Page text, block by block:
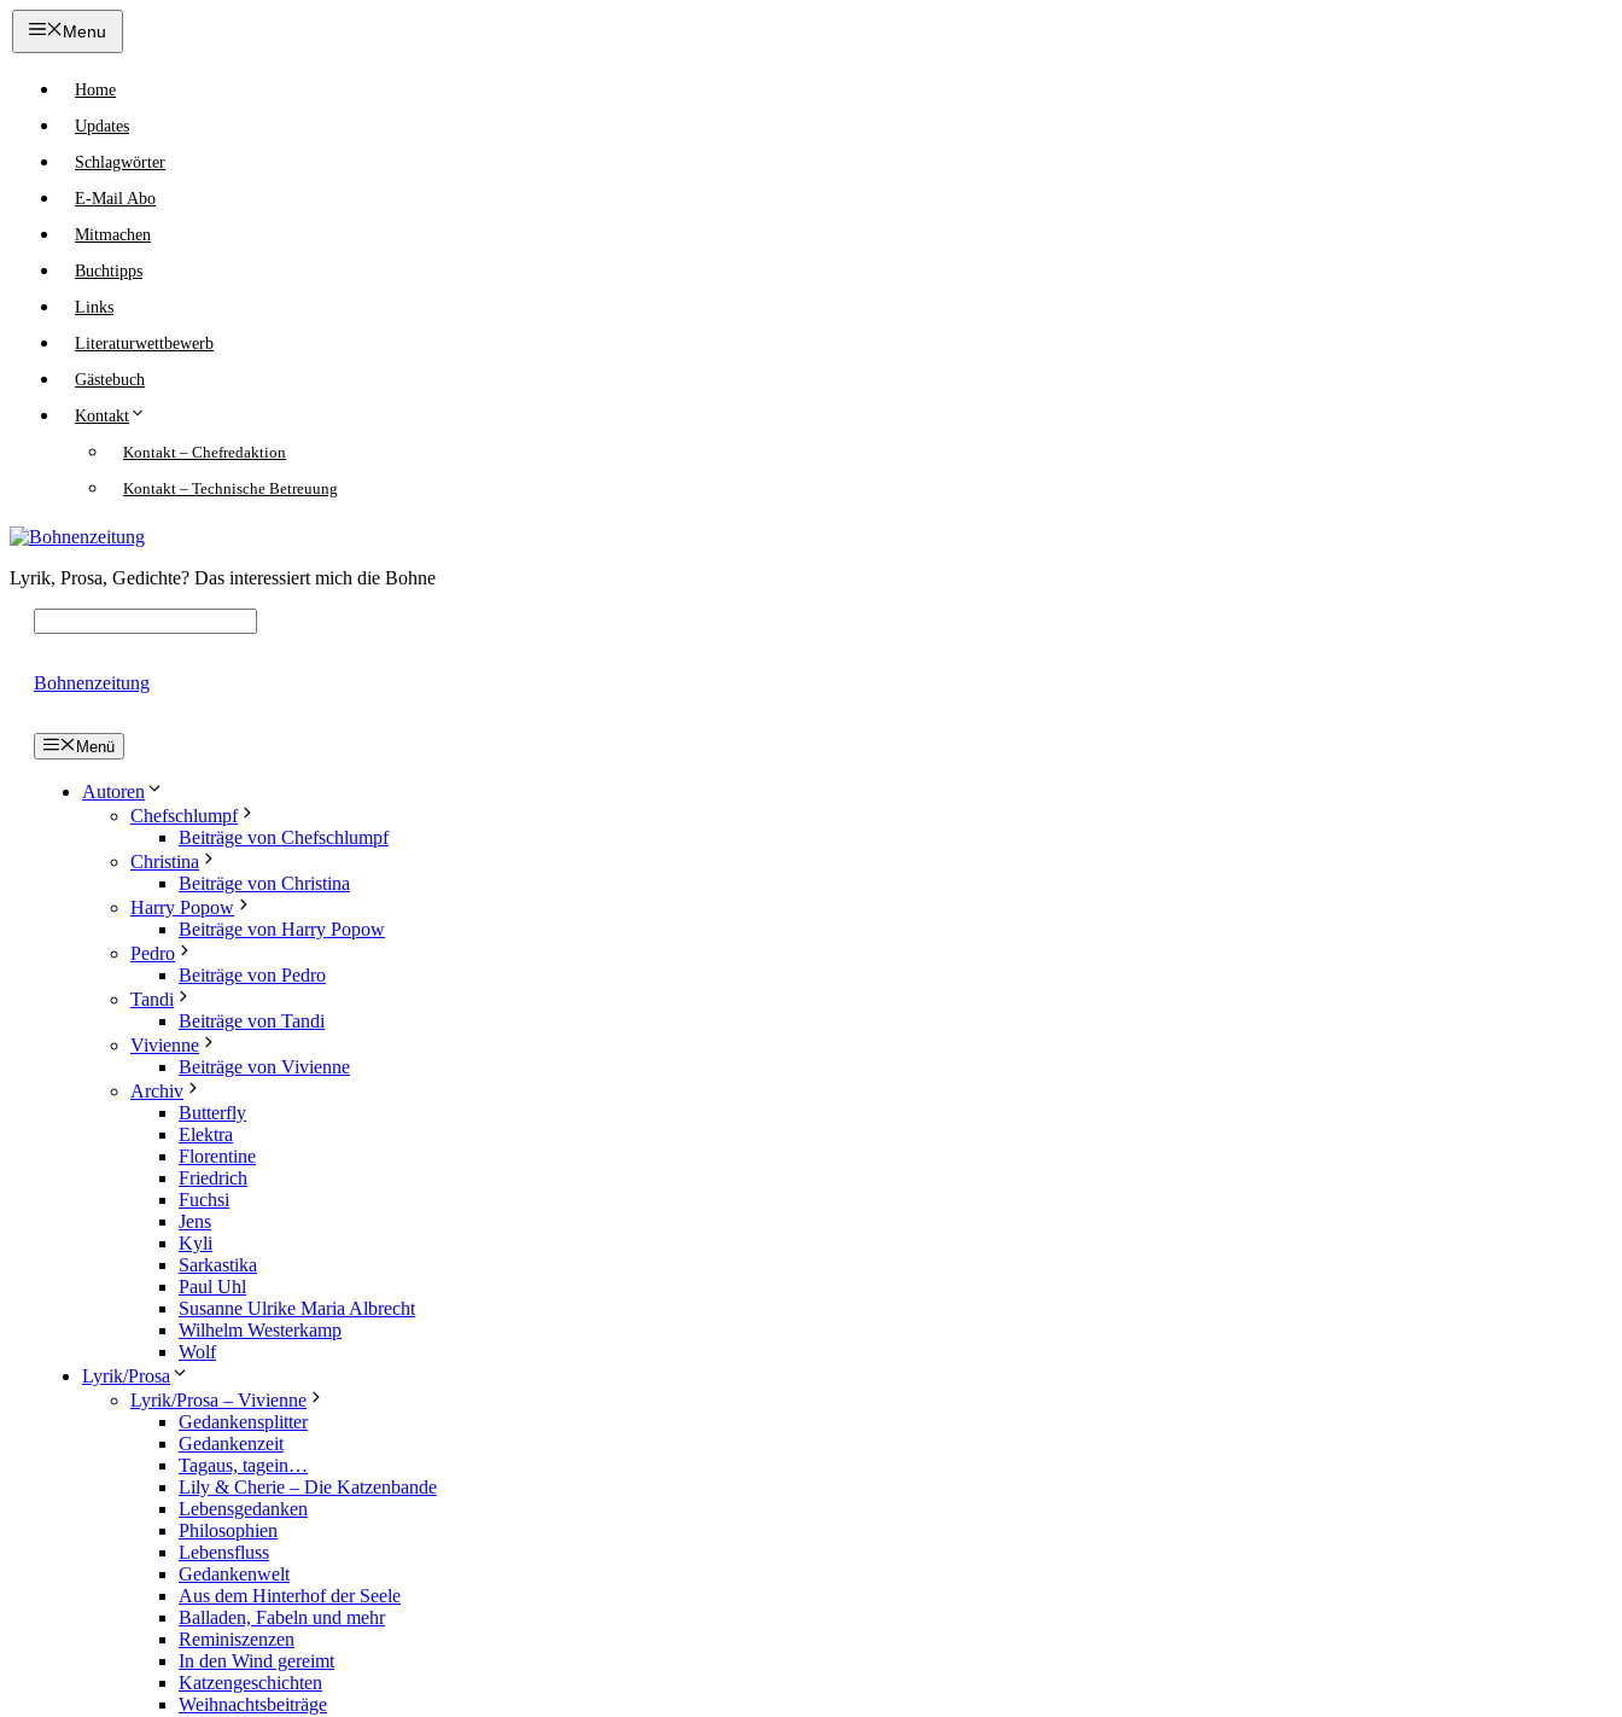
Zum
Inhalt
Menu
Home
Updates
Schlagwörter
E-Mail Abo
Mitmachen
Buchtipps
Links
Literaturwettbewerb
Gästebuch
Kontakt
Kontakt – Chefredaktion
Kontakt – Technische Betreuung
Lyrik, Prosa, Gedichte? Das interessiert mich die Bohne
Bohnenzeitung
Menü
Autoren
Chefschlumpf
Beiträge von Chefschlumpf
Christina
Beiträge von Christina
Harry Popow
Beiträge von Harry Popow
Pedro
Beiträge von Pedro
Tandi
Beiträge von Tandi
Vivienne
Beiträge von Vivienne
Archiv
Butterfly
Elektra
Florentine
Friedrich
Fuchsi
Jens
Kyli
Sarkastika
Paul Uhl
Susanne Ulrike Maria Albrecht
Wilhelm Westerkamp
Wolf
Lyrik/Prosa
Lyrik/Prosa – Vivienne
Gedankensplitter
Gedankenzeit
Tagaus, tagein…
Lily & Cherie – Die Katzenbande
Lebensgedanken
Philosophien
Lebensfluss
Gedankenwelt
Aus dem Hinterhof der Seele
Balladen, Fabeln und mehr
Reminiszenzen
In den Wind gereimt
Katzengeschichten
Weihnachtsbeiträge